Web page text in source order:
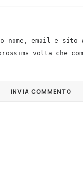
nome, email e sito
volta che